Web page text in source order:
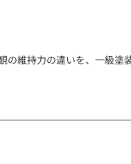
維持力の違いを、一級塗